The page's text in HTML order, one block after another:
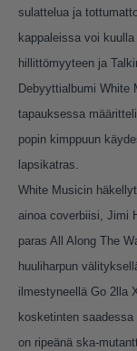
sulattelua ja
kappaleissa voi
hillittömyyteen ja
Debyyttialbumi White
tapauksessa
popin kimppuun
lapsikatras.
White Musicin
ainoa coverbiisi, Jimi
paras All Along The
huuliharpun
ilmestyneellä Go 2lla
kosketinten
on ripeänä ska-